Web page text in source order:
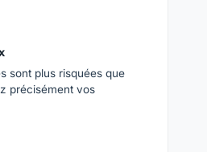
sont plus risquées que
précisément vos